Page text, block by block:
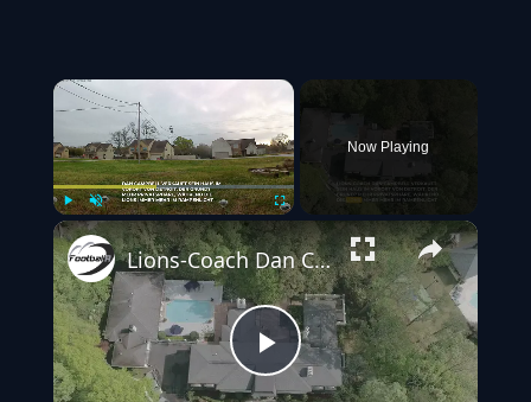
×
Play Unmute Fullscreen
Now Playing
Play
Lions-Coach Dan Campbell verkauft Haus aus Sicherheitsgründen